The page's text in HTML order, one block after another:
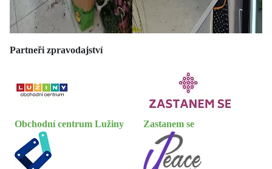
Partneři zpravodajství
Obchodní centrum Lužiny Zastanem se